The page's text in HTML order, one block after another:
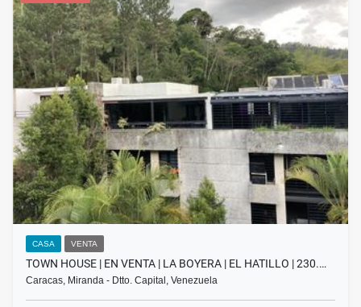
CASA VENTA
TOWN HOUSE | EN VENTA | LA BOYERA | EL HATILLO | 230.…
Caracas, Miranda - Dtto. Capital, Venezuela